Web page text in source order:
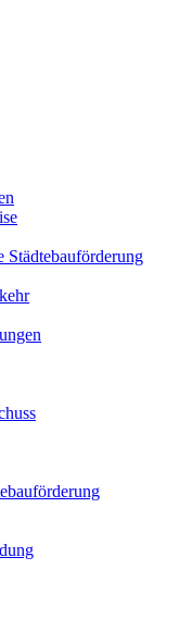
Städtebauförderung